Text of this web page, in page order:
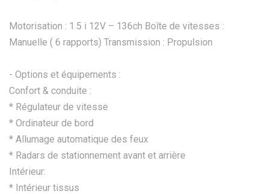
Motorisation : 1.5 i 12V – 136ch Boîte de vitesses :
Manuelle ( 6 rapports) Transmission : Propulsion
- Options et équipements :
Confort & conduite :
* Régulateur de vitesse
* Ordinateur de bord
* Allumage automatique des feux
* Radars de stationnement avant et arrière
Intérieur:
* Intérieur tissus